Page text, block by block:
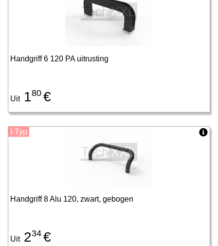
Handgriff 6 120 PA uitrusting
Uit180 €
Handgriff 8 Alu 120, zwart, gebogen
Uit234 €
I-Typ